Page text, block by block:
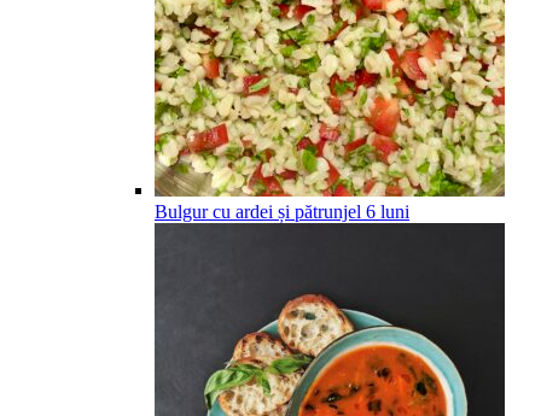
Bulgur cu ardei și pătrunjel 6 luni